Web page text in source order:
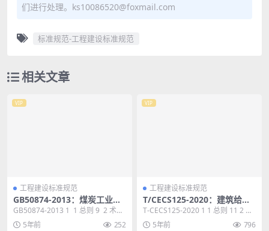
们进行处理。ks10086520@foxmail.com
标准规范-工程建设标准规范
相关文章
VIP
工程建设标准规范
GB50874-2013：煤炭工业半
地下储仓建筑结构设计规范
GB50874-2013 1 1 总则 9 2 术
语 10 3 基本规定 ...
5年前 252
VIP
工程建设标准规范
T/CECS125-2020：建筑给水
钢塑复合管管道工程技术规程
T-CECS125-2020 1 1 总则 11 2 术
语 12 3 管材选择与...
5年前 796